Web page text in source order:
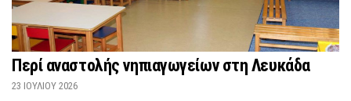
Περί αναστολής νηπιαγωγείων στη Λευκάδα
23 ΙΟΥΛΊΟΥ 2026